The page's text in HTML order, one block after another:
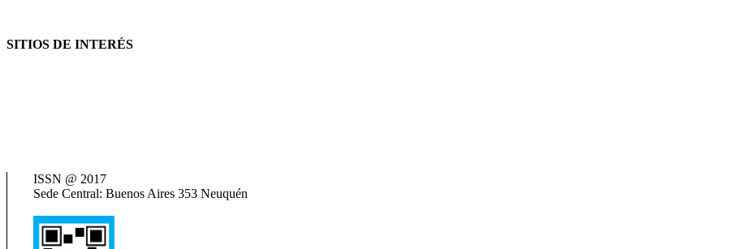
SITIOS DE INTERÉS
ISSN @ 2017
Sede Central: Buenos Aires 353 Neuquén